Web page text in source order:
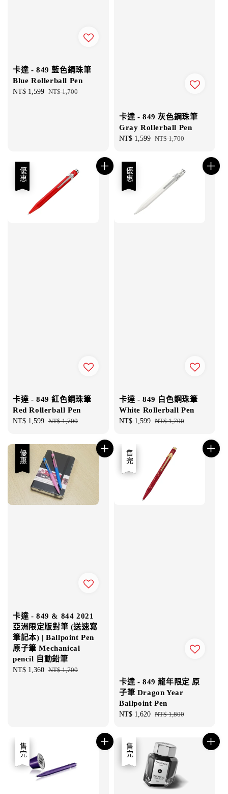
卡達 - 849 藍色鋼珠筆
Blue Rollerball Pen
Sale
NT$ 1,599 Regular
NT$ 1,700
卡達 - 849 灰色鋼珠筆
Gray Rollerball Pen
Sale
NT$ 1,599 Regular
NT$ 1,700
優惠
卡達 - 849 紅色鋼珠筆
Red Rollerball Pen
Sale
NT$ 1,599 Regular
NT$ 1,700
優惠
卡達 - 849 白色鋼珠筆
White Rollerball Pen
Sale
NT$ 1,599 Regular
NT$ 1,700
優惠
卡達 - 849 & 844 2021
亞洲限定版對筆 (送速寫
筆記本) | Ballpoint Pen
原子筆 Mechanical
pencil 自動鉛筆
Sale
NT$ 1,360 Regular
NT$ 1,700
優惠
售完
卡達 - 849 龍年限定 原
子筆 Dragon Year
Ballpoint Pen
Sale
NT$ 1,620 Regular
NT$ 1,800
優惠
售完 優惠
售完